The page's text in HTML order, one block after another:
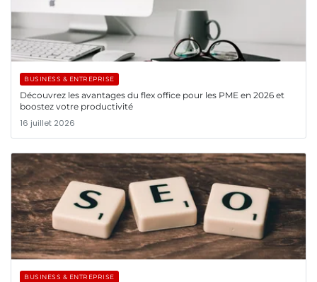
BUSINESS & ENTREPRISE
Découvrez les avantages du flex office pour les PME en 2026 et
boostez votre productivité
16 juillet 2026
BUSINESS & ENTREPRISE